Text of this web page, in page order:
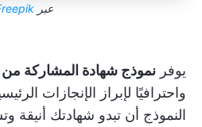
عبر
يوفر نموذج شهادة المشاركة من Freepik
واحترافيًا لإبراز الإنجازات
النموذج أن تبدو شهادتك أنيقة